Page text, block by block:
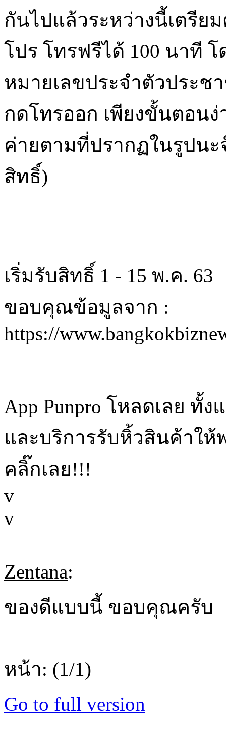
กันไปแล้วระหว่างนี้เตรีย
โปร โทรฟรีได้ 100 นาที
หมายเลขประจำตัวประช
กดโทรออก เพียงขั้นตอนง่
ค่ายตามที่ปรากฏในรูปนะ
สิทธิ์)
เริ่มรับสิทธิ์ 1 - 15 พ.ค. 63
ขอบคุณข้อมูลจาก :
https://
App Punpro โหลดเลย ทั้
และบริการรับหิ้วสินค้าให้
คลิ๊กเลย!!!
v
v
Zentana:
ของดีแบบนี้ ขอบคุณครับ
หน้า: (1/1)
Go to full version